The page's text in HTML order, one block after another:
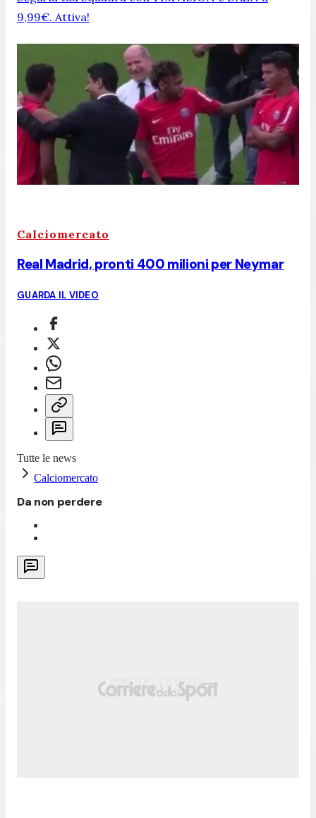
9,99€. Attiva!
Calciomercato
Real Madrid, pronti 400 milioni per Neymar
GUARDA IL VIDEO
Tutte le news
Calciomercato
Da non perdere